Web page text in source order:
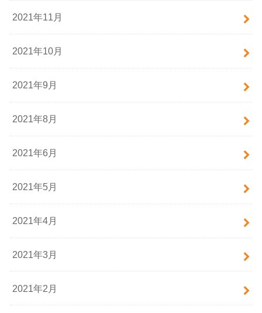
2021年11月
2021年10月
2021年9月
2021年8月
2021年6月
2021年5月
2021年4月
2021年3月
2021年2月